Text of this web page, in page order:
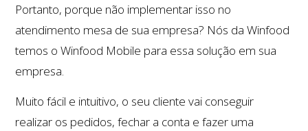
Portanto, porque não implementar isso no
atendimento mesa de sua empresa? Nós da Winfood
temos o Winfood Mobile para essa solução em sua
empresa.
Muito fácil e intuitivo, o seu cliente vai conseguir
realizar os pedidos, fechar a conta e fazer uma